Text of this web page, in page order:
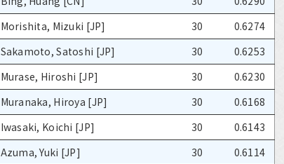
Morishita, Mizuki [JP] 30
0.6274
Sakamoto, Satoshi [JP] 30
0.6253
Murase, Hiroshi [JP] 30
0.6230
Muranaka, Hiroya [JP] 30
0.6168
Iwasaki, Koichi [JP] 30
0.6143
Azuma, Yuki [JP] 30
0.6114